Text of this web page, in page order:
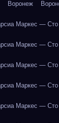
Воронеж
Маркес — Сто
Маркес — Сто
Маркес — Сто
Маркес — Сто
Маркес — Сто